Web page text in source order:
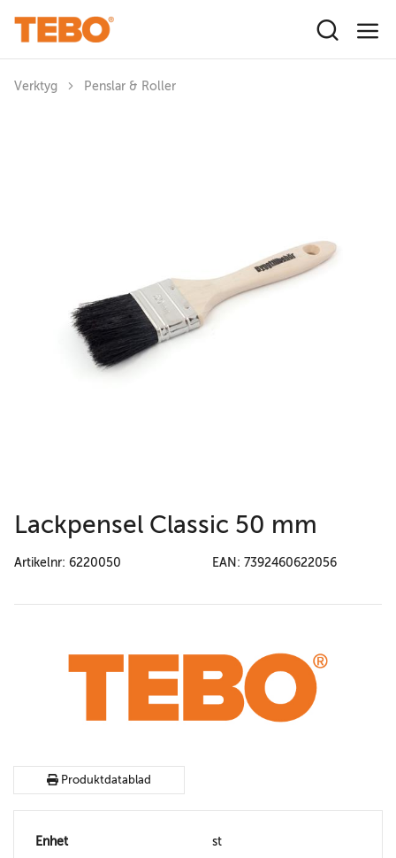
Verktyg Penslar & Roller
Lackpensel Classic 50 mm
Artikelnr: 6220050 EAN: 7392460622056
Produktdatablad
Enhet st